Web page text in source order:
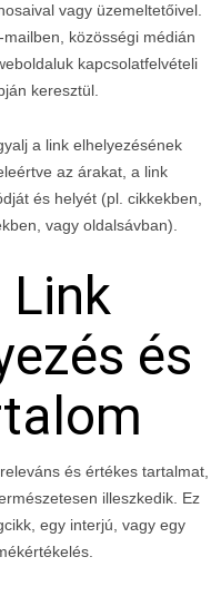
vagy üzemeltetőivel.
közösségi médián
kapcsolatfelvételi
keresztül.
a link elhelyezésének
az árakat, a link
és helyét (pl. cikkekben,
vagy oldalsávban).
Link
és
és értékes tartalmat,
illeszkedik. Ez
egy interjú, vagy egy